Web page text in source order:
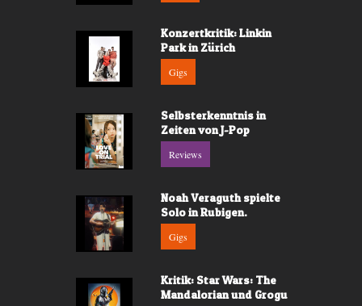
Konzertkritik: Linkin
Park in Zürich
Gigs
Selbsterkenntnis in
Zeiten von J-Pop
Reviews
Noah Veraguth spielte
Solo in Rubigen.
Gigs
Kritik: Star Wars: The
Mandalorian und Grogu